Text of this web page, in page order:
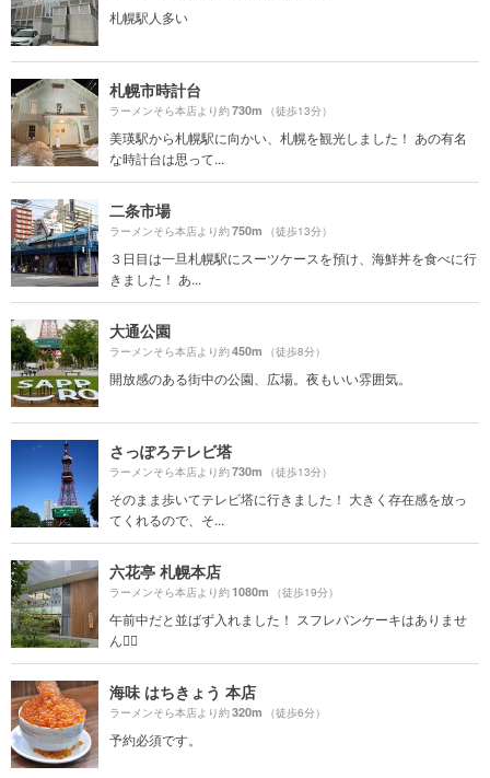
札幌駅人多い
札幌市時計台
ラーメンそら本店より約730m （徒歩13分）
美瑛駅から札幌駅に向かい、札幌を観光しました！ あの有名
な時計台は思って...
二条市場
ラーメンそら本店より約750m （徒歩13分）
３日目は一旦札幌駅にスーツケースを預け、海鮮丼を食べに行
きました！ あ...
大通公園
ラーメンそら本店より約450m （徒歩8分）
開放感のある街中の公園、広場。夜もいい雰囲気。
さっぽろテレビ塔
ラーメンそら本店より約730m （徒歩13分）
そのまま歩いてテレビ塔に行きました！ 大きく存在感を放っ
てくれるので、そ...
六花亭 札幌本店
ラーメンそら本店より約1080m （徒歩19分）
午前中だと並ばず入れました！ スフレパンケーキはありませ
ん🙅‍♀️
海味 はちきょう 本店
ラーメンそら本店より約320m （徒歩6分）
予約必須です。